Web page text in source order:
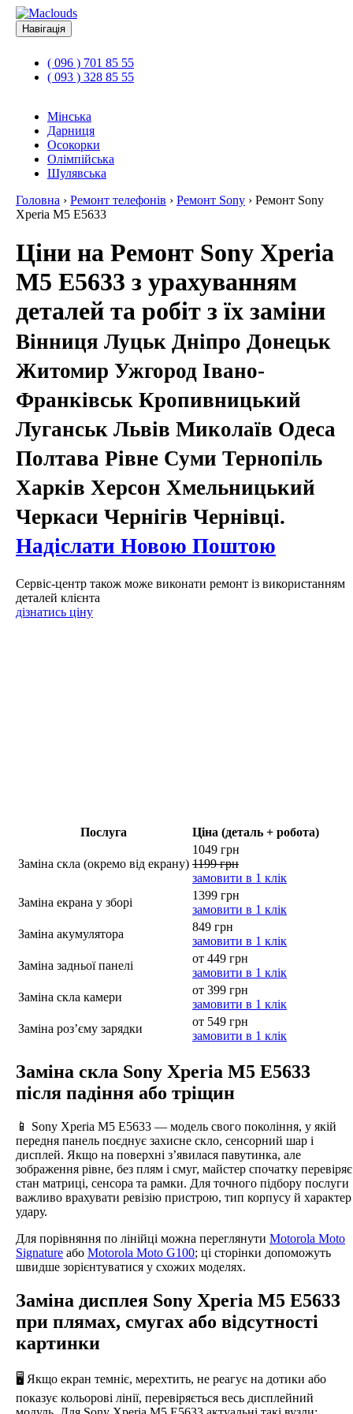
Навігація
( 096 ) 701 85 55
( 093 ) 328 85 55
Мінська
Дарниця
Осокорки
Олімпійська
Шулявська
Головна › Ремонт телефонів › Ремонт Sony › Ремонт Sony
Xperia M5 E5633
Ціни на Ремонт Sony Xperia
M5 E5633 з урахуванням
деталей та робіт з їх заміни
Вінниця Луцьк Дніпро Донецьк
Житомир Ужгород Івано-
Франківськ Кропивницький
Луганськ Львів Миколаїв Одеса
Полтава Рівне Суми Тернопіль
Харків Херсон Хмельницький
Черкаси Чернігів Чернівці.
Надіслати Новою Поштою
Сервіс-центр також може виконати ремонт із використанням
деталей клієнта
дізнатись ціну
Послуга Ціна (деталь + робота)
Заміна скла (окремо від екрану)
1049 грн
1199 грн
замовити в 1 клік
Заміна екрана у зборі
1399 грн
замовити в 1 клік
Заміна акумулятора
849 грн
замовити в 1 клік
Заміна задньої панелі
от 449 грн
замовити в 1 клік
Заміна скла камери
от 399 грн
замовити в 1 клік
Заміна роз’єму зарядки
от 549 грн
замовити в 1 клік
Заміна скла Sony Xperia M5 E5633
після падіння або тріщин
📱 Sony Xperia M5 E5633 — модель свого покоління, у якій
передня панель поєднує захисне скло, сенсорний шар і
дисплей. Якщо на поверхні з’явилася павутинка, але
зображення рівне, без плям і смуг, майстер спочатку перевіряє
стан матриці, сенсора та рамки. Для точного підбору послуги
важливо врахувати ревізію пристрою, тип корпусу й характер
удару.
Для порівняння по лінійці можна переглянути Motorola Moto
Signature або Motorola Moto G100; ці сторінки допоможуть
швидше зорієнтуватися у схожих моделях.
Заміна дисплея Sony Xperia M5 E5633
при плямах, смугах або відсутності
картинки
🖥️ Якщо екран темніє, мерехтить, не реагує на дотики або
показує кольорові лінії, перевіряється весь дисплейний